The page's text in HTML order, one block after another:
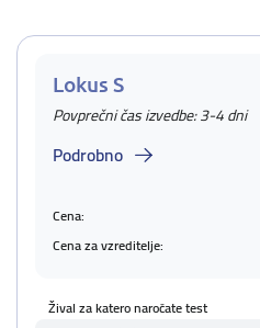
Lokus S
Povprečni čas izvedbe: 3-4 dni
Podrobno
Cena:
Cena za vzreditelje:
Žival za katero naročate test